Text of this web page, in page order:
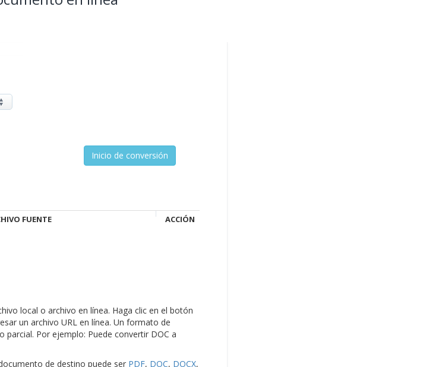
FUENTE ACCIÓN
local o archivo en línea. Haga clic en el botón
un archivo URL en línea. Un formato de
Por ejemplo: Puede convertir DOC a
de destino puede ser PDF, DOC, DOCX,